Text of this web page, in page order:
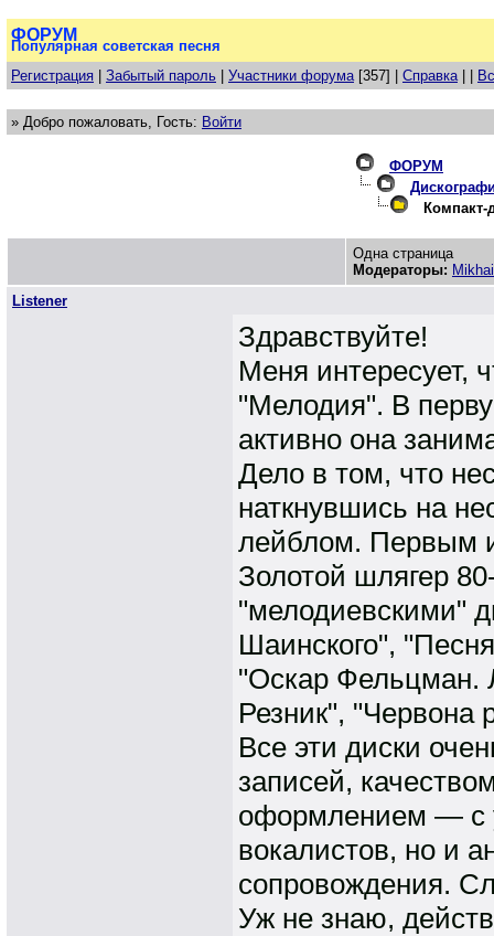
ФОРУМ
Популярная советская песня
Регистрация
Забытый пароль Участники форума[357] | Справка| |
» Добро пожаловать, Гость: Войти
ФОРУМ
Компакт-
Одна страница
Модераторы:
Listener
Здравствуйте!
Меня интересует,
"Мелодия". В
активно она
Дело в том, что
наткнувшись на
лейблом. Первым
Золотой шлягер
"мелодиевскими"
Шаинского",
"Оскар Фельцман.
Резник", "Червона
Все эти диски
записей,
оформлением — с
вокалистов, но и
сопровождения.
Уж не знаю,